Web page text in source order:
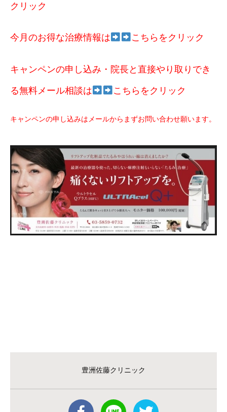
クリック
今月のお得な治療情報は こちらをクリック
キャンペンの申し込み・院長と直接やり取りでき
る無料メール相談は こちらをクリック
キャンペンの申し込みはメールからまずお問い合わせ願います。
豊洲佐藤クリニック